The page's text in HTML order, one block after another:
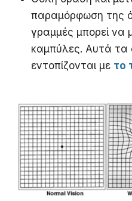
παραμόρφωση της
γραμμές μπορεί να
καμπύλες. Αυτά
εντοπίζονται με το